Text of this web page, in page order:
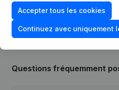
Questions fréquemment
Accepter tous les cookies
Continuez avec uniquement